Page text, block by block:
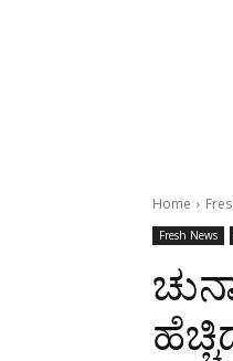
Home
Fresh News